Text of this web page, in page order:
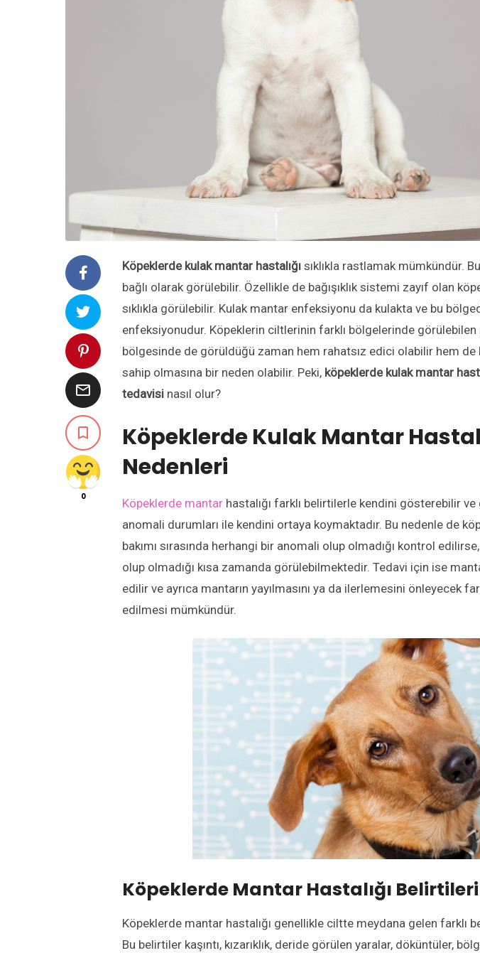


0
Köpeklerde kulak mantar hastalığı sıklıkla rastlamak mümkündür.
bağlı olarak görülebilir. Özellikle de bağışıklık sistemi zayıf olan
sıklıkla görülebilir. Kulak mantar enfeksiyonu da kulakta ve bu
enfeksiyonudur. Köpeklerin ciltlerinin farklı bölgelerinde görülebilen
bölgesinde de görüldüğü zaman hem rahatsız edici olabilir hem de
sahip olmasına bir neden olabilir. Peki, köpeklerde kulak mantar
tedavisi nasıl olur?
Köpeklerde Kulak Mantar
Nedenleri
Köpeklerde mantar hastalığı farklı belirtilerle kendini gösterebilir
anomali durumları ile kendini ortaya koymaktadır. Bu nedenle de
bakımı sırasında herhangi bir anomali olup olmadığı kontrol
olup olmadığı kısa zamanda görülebilmektedir. Tedavi için ise
edilir ve ayrıca mantarın yayılmasını ya da ilerlemesini önleyecek
edilmesi mümkündür.
Köpeklerde Mantar Hastalığı
Köpeklerde mantar hastalığı genellikle ciltte meydana gelen farklı
Bu belirtiler kaşıntı, kızarıklık, deride görülen yaralar, döküntüler,